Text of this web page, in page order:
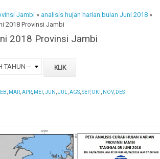
Jambi » analisis hujan harian bulan Juni 2018 »
2018 Provinsi Jambi
2018 Provinsi Jambi
MAR, APR, MEI JUN JUL AGS, SEP, OKT, NOV, DES